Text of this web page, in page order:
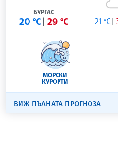
БУРГАС
20 °C 29 °C 21 °C
МОРСКИ
КУРОРТИ
ВИЖ ПЪЛНАТА ПРОГНОЗА